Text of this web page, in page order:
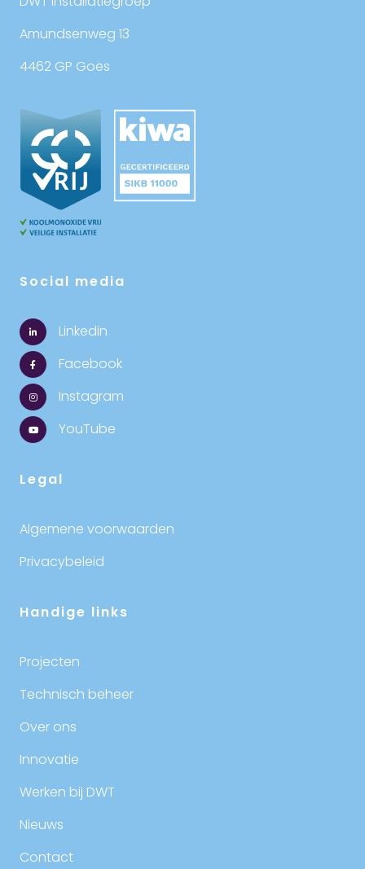
Amundsenweg 13
4462 GP Goes
Social media
Linkedin
Facebook
Instagram
YouTube
Legal
Algemene voorwaarden
Privacybeleid
Handige links
Projecten
Technisch beheer
Over ons
Innovatie
Werken bij DWT
Nieuws
Contact